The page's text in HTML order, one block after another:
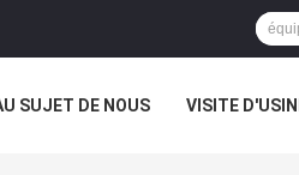
SUJET DE NOUS VISITE